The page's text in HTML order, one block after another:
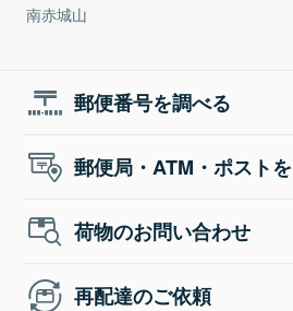
南赤城山
郵便番号を調べる
郵便局・ATM・ポスト
荷物のお問い合わせ
再配達のご依頼